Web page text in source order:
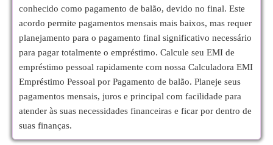
conhecido como pagamento de balão, devido no final. Este
acordo permite pagamentos mensais mais baixos, mas requer
planejamento para o pagamento final significativo necessário
para pagar totalmente o empréstimo. Calcule seu EMI de
empréstimo pessoal rapidamente com nossa Calculadora EMI
Empréstimo Pessoal por Pagamento de balão. Planeje seus
pagamentos mensais, juros e principal com facilidade para
atender às suas necessidades financeiras e ficar por dentro de
suas finanças.